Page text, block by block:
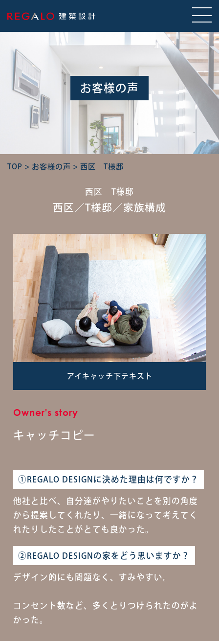
お客様の声
TOP > お客様の声 > 西区 T様邸
西区 T様邸
西区／T様邸／家族構成
アイキャッチ下テキスト
Owner's story
キャッチコピー
①REGALO DESIGNに決めた理由は何ですか？
他社と比べ、自分達がやりたいことを別の角度
から提案してくれたり、一緒になって考えてく
れたりしたことがとても良かった。
②REGALO DESIGNの家をどう思いますか？
デザイン的にも問題なく、すみやすい。
コンセント数など、多くとりつけられたのがよ
かった。